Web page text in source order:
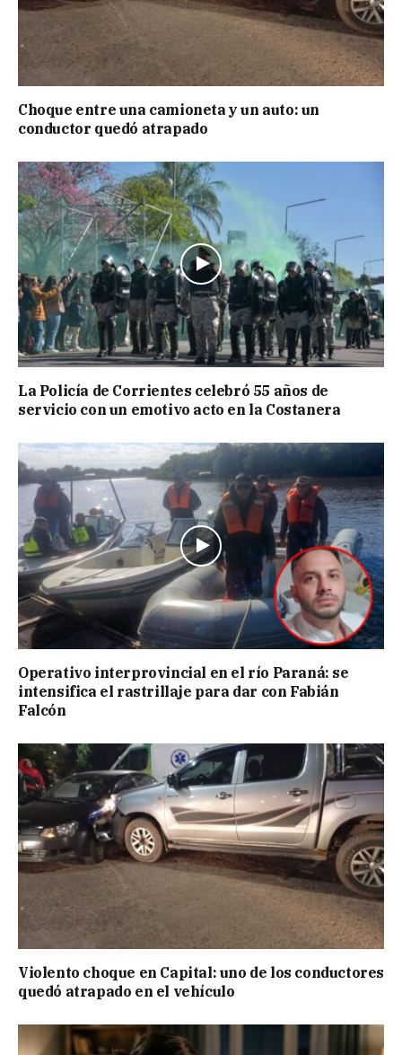
Choque entre una camioneta y un auto: un
conductor quedó atrapado
La Policía de Corrientes celebró 55 años de
servicio con un emotivo acto en la Costanera
Operativo interprovincial en el río Paraná: se
intensifica el rastrillaje para dar con Fabián
Falcón
Violento choque en Capital: uno de los conductores
quedó atrapado en el vehículo